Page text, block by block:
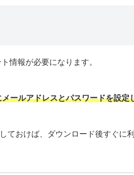
情報が必要になります。
ールアドレスとパスワードを設定
ておけば、ダウンロード後すぐに利